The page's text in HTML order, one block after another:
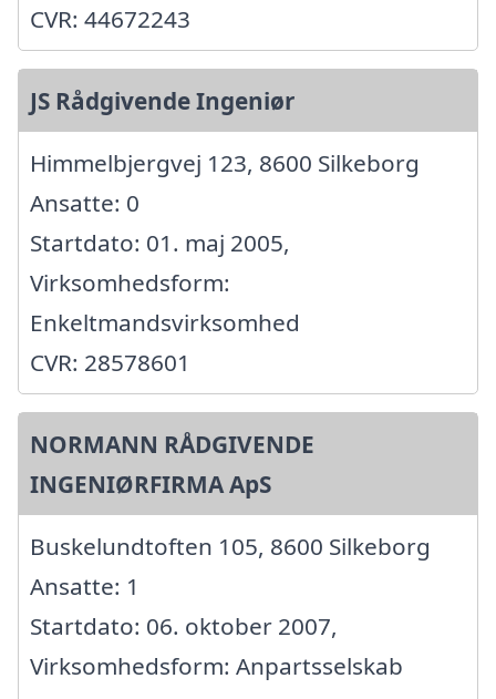
CVR: 44672243
JS Rådgivende Ingeniør
Himmelbjergvej 123, 8600 Silkeborg
Ansatte: 0
Startdato: 01. maj 2005,
Virksomhedsform:
Enkeltmandsvirksomhed
CVR: 28578601
NORMANN RÅDGIVENDE
INGENIØRFIRMA ApS
Buskelundtoften 105, 8600 Silkeborg
Ansatte: 1
Startdato: 06. oktober 2007,
Virksomhedsform: Anpartsselskab